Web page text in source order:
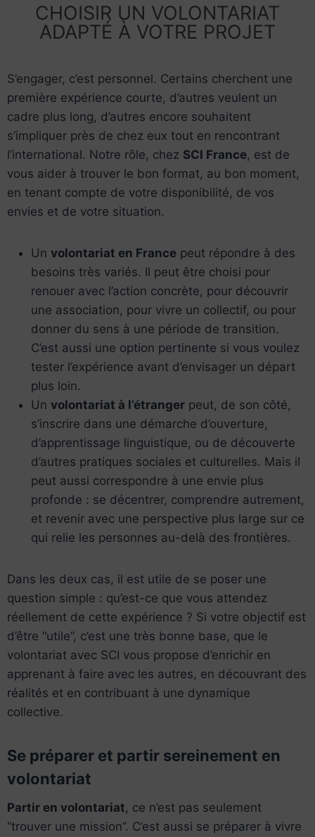
CHOISIR UN VOLONTARIAT
ADAPTÉ À VOTRE PROJET
S’engager, c’est personnel. Certains cherchent une
première expérience courte, d’autres veulent un
cadre plus long, d’autres encore souhaitent
s’impliquer près de chez eux tout en rencontrant
l’international. Notre rôle, chez SCI France, est de
vous aider à trouver le bon format, au bon moment,
en tenant compte de votre disponibilité, de vos
envies et de votre situation.
Un volontariat en France peut répondre à des
besoins très variés. Il peut être choisi pour
renouer avec l’action concrète, pour découvrir
une association, pour vivre un collectif, ou pour
donner du sens à une période de transition.
C’est aussi une option pertinente si vous voulez
tester l’expérience avant d’envisager un départ
plus loin.
Un volontariat à l’étranger peut, de son côté,
s’inscrire dans une démarche d’ouverture,
d’apprentissage linguistique, ou de découverte
d’autres pratiques sociales et culturelles. Mais il
peut aussi correspondre à une envie plus
profonde : se décentrer, comprendre autrement,
et revenir avec une perspective plus large sur ce
qui relie les personnes au-delà des frontières.
Dans les deux cas, il est utile de se poser une
question simple : qu’est-ce que vous attendez
réellement de cette expérience ? Si votre objectif est
d’être “utile”, c’est une très bonne base, que le
volontariat avec SCI vous propose d’enrichir en
apprenant à faire avec les autres, en découvrant des
réalités et en contribuant à une dynamique
collective.
Se préparer et partir sereinement en
volontariat
Partir en volontariat, ce n’est pas seulement
“trouver une mission”. C’est aussi se préparer à vivre